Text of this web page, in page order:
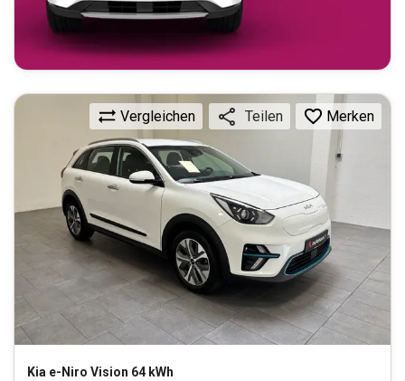
Kia e-Niro Vision 64 kWh
Vergleichen Teilen Merken